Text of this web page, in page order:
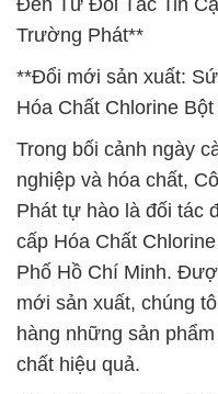
Đến Từ Đối Tác Tin
Trường Phát**
**Đổi mới sản xuất:
Hóa Chất Chlorine
Trong bối cảnh ngày
nghiệp và hóa chất,
Phát tự hào là đối tác
cấp Hóa Chất
Phố Hồ Chí Minh.
mới sản xuất, chúng
hàng những sản
chất hiệu quả.